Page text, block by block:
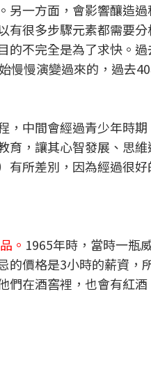
一方面，會影響釀造
有很多步驟元素都需要分
的不完全是為了求快。
慢演變過來的，過去
中間會經過青少年時
，讓其心智發展、思
所差別，因為經過很好
。 1965年時，當時一瓶
的價格是3小時的薪資，
在酒窖裡，也會有紅酒